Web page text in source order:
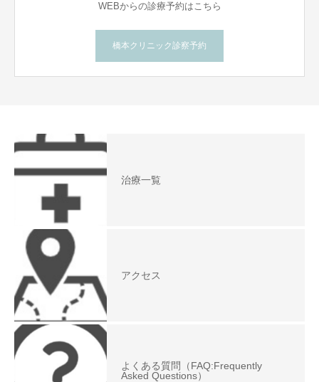
WEBからの診療予約はこちら
橋本クリニック診察予約
治療一覧
アクセス
よくある質問（FAQ:Frequently
Asked Questions）